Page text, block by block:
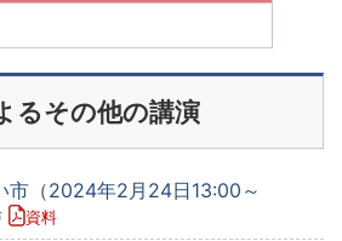
るその他の講演
市（2024年2月24日13:00～
資料